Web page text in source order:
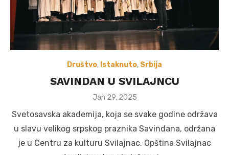
Društvo, Istaknuto, Srbija
SAVINDAN U SVILAJNCU
Posted
Jan 29, 2025
Svetosavska akademija, koja se svake godine održava
u slavu velikog srpskog praznika Savindana, održana
je u Centru za kulturu Svilajnac. Opština Svilajnac